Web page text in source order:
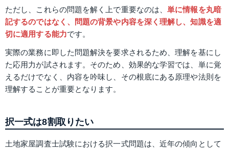
ただし、これらの問題を解く上で重要なのは、単に情報を丸暗
記するのではなく、問題の背景や内容を深く理解し、知識を適
切に適用する能力です。
実際の業務に即した問題解決を要求されるため、理解を基にし
た応用力が試されます。そのため、効果的な学習では、単に覚
えるだけでなく、内容を吟味し、その根底にある原理や法則を
理解することが重要となります。
択一式は8割取りたい
土地家屋調査士試験における択一式問題は、近年の傾向として